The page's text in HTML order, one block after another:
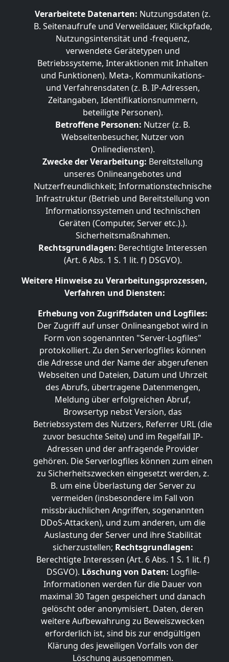
Verarbeitete Datenarten: Nutzungsdaten (z.
B. Seitenaufrufe und Verweildauer, Klickpfade,
Nutzungsintensität und -frequenz,
verwendete Gerätetypen und
Betriebssysteme, Interaktionen mit Inhalten
und Funktionen). Meta-, Kommunikations-
und Verfahrensdaten (z. B. IP-Adressen,
Zeitangaben, Identifikationsnummern,
beteiligte Personen).
Betroffene Personen: Nutzer (z. B.
Webseitenbesucher, Nutzer von
Onlinediensten).
Zwecke der Verarbeitung: Bereitstellung
unseres Onlineangebotes und
Nutzerfreundlichkeit; Informationstechnische
Infrastruktur (Betrieb und Bereitstellung von
Informationssystemen und technischen
Geräten (Computer, Server etc.).).
Sicherheitsmaßnahmen.
Rechtsgrundlagen: Berechtigte Interessen
(Art. 6 Abs. 1 S. 1 lit. f) DSGVO).
Weitere Hinweise zu Verarbeitungsprozessen,
Verfahren und Diensten:
Erhebung von Zugriffsdaten und Logfiles:
Der Zugriff auf unser Onlineangebot wird in
Form von sogenannten "Server-Logfiles"
protokolliert. Zu den Serverlogfiles können
die Adresse und der Name der abgerufenen
Webseiten und Dateien, Datum und Uhrzeit
des Abrufs, übertragene Datenmengen,
Meldung über erfolgreichen Abruf,
Browsertyp nebst Version, das
Betriebssystem des Nutzers, Referrer URL (die
zuvor besuchte Seite) und im Regelfall IP-
Adressen und der anfragende Provider
gehören. Die Serverlogfiles können zum einen
zu Sicherheitszwecken eingesetzt werden, z.
B. um eine Überlastung der Server zu
vermeiden (insbesondere im Fall von
missbräuchlichen Angriffen, sogenannten
DDoS-Attacken), und zum anderen, um die
Auslastung der Server und ihre Stabilität
sicherzustellen; Rechtsgrundlagen:
Berechtigte Interessen (Art. 6 Abs. 1 S. 1 lit. f)
DSGVO). Löschung von Daten: Logfile-
Informationen werden für die Dauer von
maximal 30 Tagen gespeichert und danach
gelöscht oder anonymisiert. Daten, deren
weitere Aufbewahrung zu Beweiszwecken
erforderlich ist, sind bis zur endgültigen
Klärung des jeweiligen Vorfalls von der
Löschung ausgenommen.